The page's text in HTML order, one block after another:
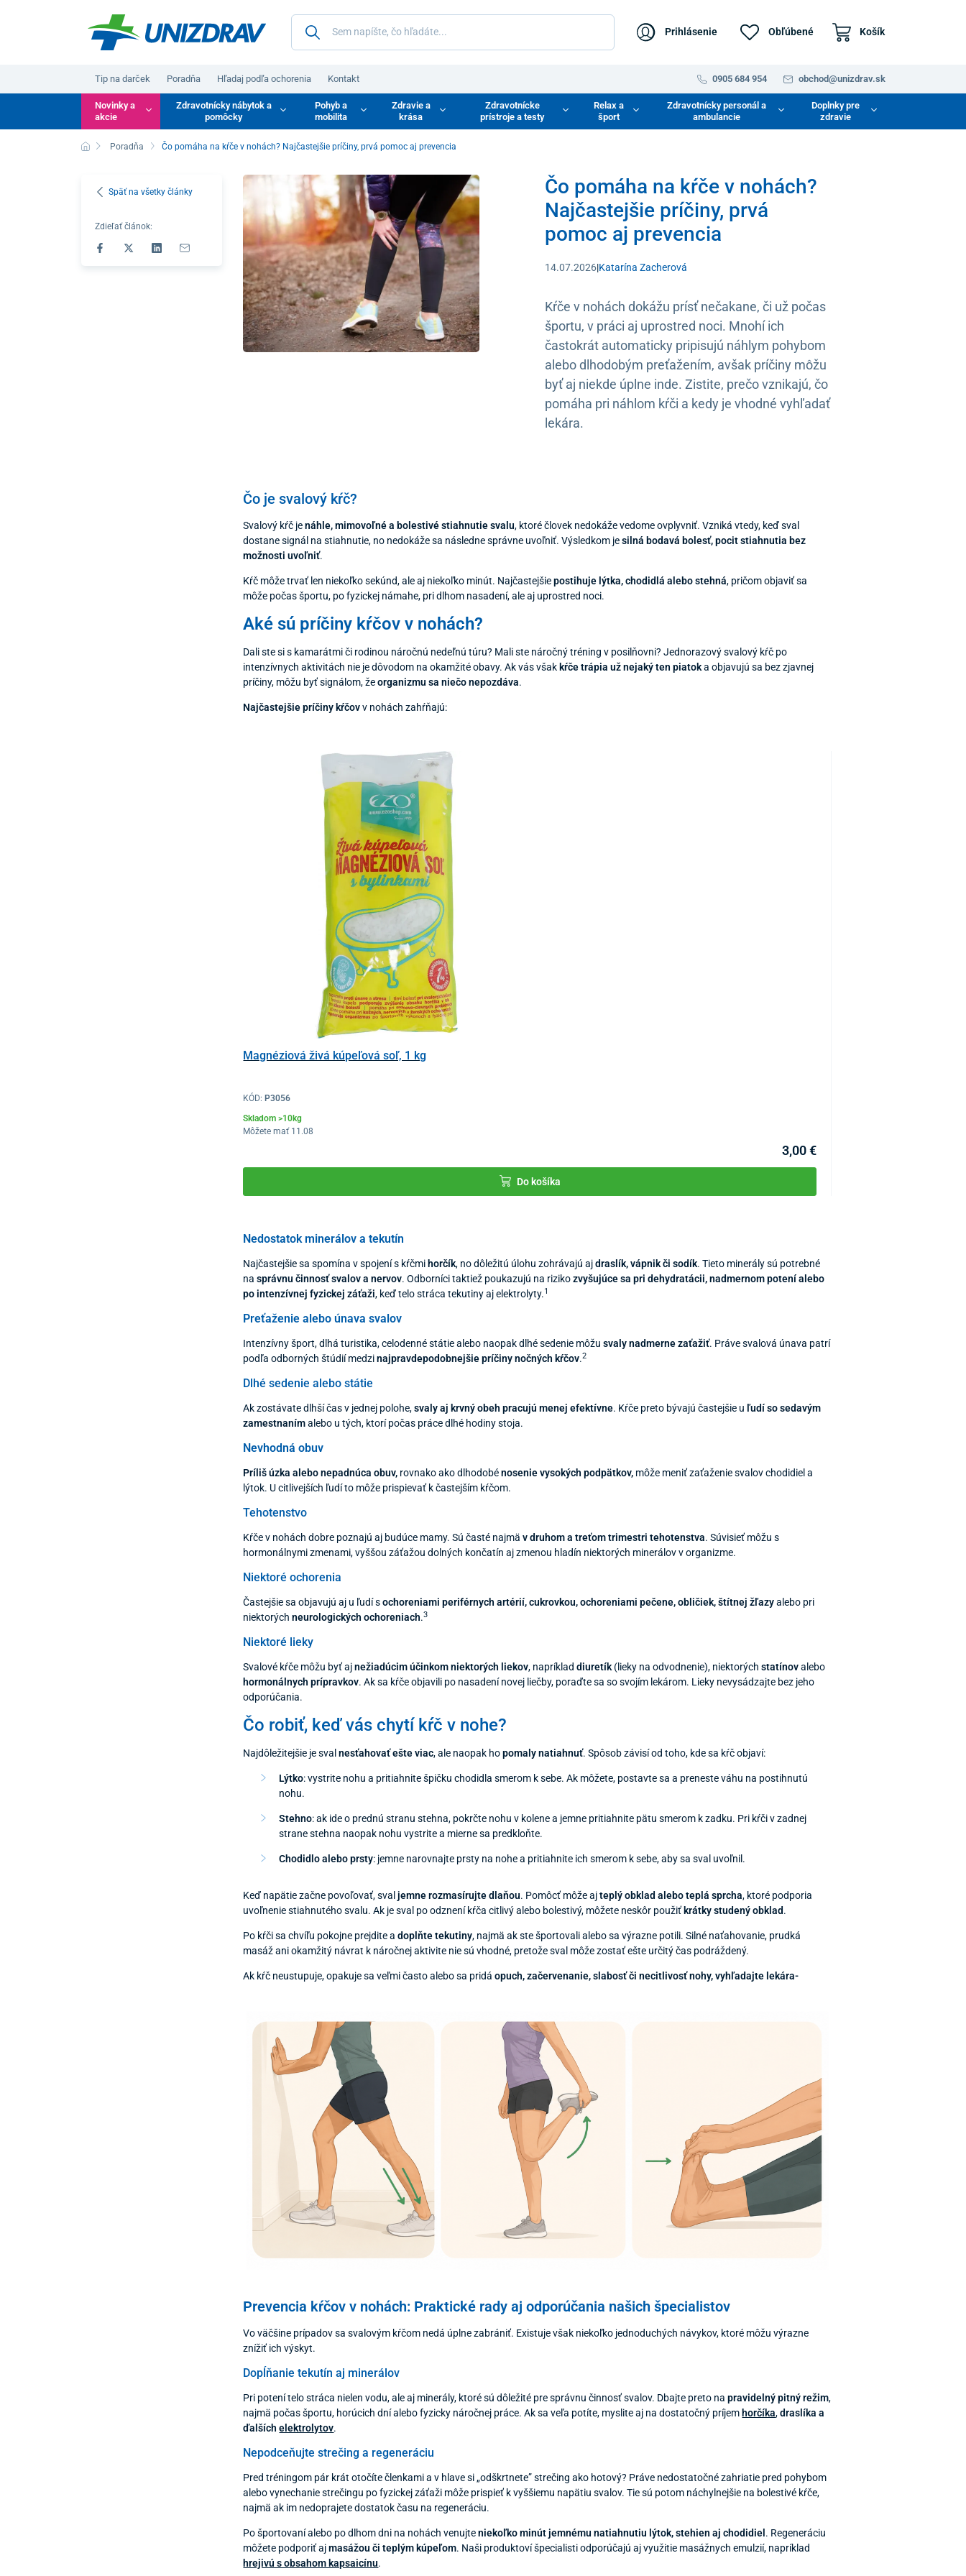
Prihlásenie Obľúbené Košík
Tip na darček Poradňa Hľadaj podľa ochorenia Kontakt 0905 684 954 obchod@unizdrav.sk
Novinky a
akcie
Zdravotnícky nábytok a
pomôcky
Pohyb a
mobilita
Zdravie a
krása
Zdravotnícke
prístroje a testy
Relax a
šport
Zdravotnícky personál a
ambulancie
Doplnky pre
zdravie
Poradňa Čo pomáha na kŕče v nohách? Najčastejšie príčiny, prvá pomoc aj prevencia
Späť na všetky články
Zdieľať článok:
Čo pomáha na kŕče v nohách?
Najčastejšie príčiny, prvá
pomoc aj prevencia
14.07.2026|Katarína Zacherová
Kŕče v nohách dokážu prísť nečakane, či už počas
športu, v práci aj uprostred noci. Mnohí ich
častokrát automaticky pripisujú náhlym pohybom
alebo dlhodobým preťažením, avšak príčiny môžu
byť aj niekde úplne inde. Zistite, prečo vznikajú, čo
pomáha pri náhlom kŕči a kedy je vhodné vyhľadať
lekára.
Čo je svalový kŕč?
Svalový kŕč jenáhle, mimovoľné a bolestivé stiahnutie svalu, ktoré človek nedokáže vedome ovplyvniť. Vzniká vtedy, keď sval
dostane signál na stiahnutie, no nedokáže sa následne správne uvoľniť. Výsledkom jesilná bodavá bolesť, pocit stiahnutia bez
možnosti uvoľniť.
Kŕč môže trvať len niekoľko sekúnd, ale aj niekoľko minút. Najčastejšiepostihuje lýtka, chodidlá alebo stehná, pričom objaviť sa
môže počas športu, po fyzickej námahe, pri dlhom nasadení, ale aj uprostred noci.
Aké sú príčiny kŕčov v nohách?
Dali ste si s kamarátmi či rodinou náročnú nedeľnú túru? Mali ste náročný tréning v posilňovni? Jednorazový svalový kŕč po
intenzívnych aktivitách nie je dôvodom na okamžité obavy. Ak vás však kŕče trápia už nejaký ten piatoka objavujú sa bez zjavnej
príčiny, môžu byť signálom, žeorganizmu sa niečo nepozdáva.
Najčastejšie príčiny kŕčovv nohách zahŕňajú:
Magnéziová živá kúpeľová soľ, 1 kg
KÓD: P3056
Skladom >10kg
Môžete mať 11.08
3,00 €
Do košíka
Nedostatok minerálov a tekutín
Najčastejšie sa spomína v spojení s kŕčmi horčík, no dôležitú úlohu zohrávajú ajdraslík, vápnik či sodík. Tieto minerály sú potrebné
nasprávnu činnosť svalov a nervov. Odborníci taktiež poukazujú na rizikozvyšujúce sa pri dehydratácii, nadmernom potení alebo
po intenzívnej fyzickej záťaži, keď telo stráca tekutiny aj elektrolyty.1
Preťaženie alebo únava svalov
Intenzívny šport, dlhá turistika, celodenné státie alebo naopak dlhé sedenie môžu svaly nadmerne zaťažiť. Práve svalová únava patrí
podľa odborných štúdií medzinajpravdepodobnejšie príčiny nočných kŕčov.2
Dlhé sedenie alebo státie
Ak zostávate dlhší čas v jednej polohe,svaly aj krvný obeh pracujú menej efektívne. Kŕče preto bývajú častejšie u ľudí so sedavým
zamestnanímalebo u tých, ktorí počas práce dlhé hodiny stoja.
Nevhodná obuv
Príliš úzka alebo nepadnúca obuv, rovnako ako dlhodobénosenie vysokých podpätkov, môže meniť zaťaženie svalov chodidiel a
lýtok. U citlivejších ľudí to môže prispievať k častejším kŕčom.
Tehotenstvo
Kŕče v nohách dobre poznajú aj budúce mamy. Sú časté najmäv druhom a treťom trimestri tehotenstva. Súvisieť môžu s
hormonálnymi zmenami, vyššou záťažou dolných končatín aj zmenou hladín niektorých minerálov v organizme.
Niektoré ochorenia
Častejšie sa objavujú aj u ľudí sochoreniami periférnych artérií, cukrovkou, ochoreniami pečene, obličiek, štítnej žľazyalebo pri
niektorýchneurologických ochoreniach.3
Niektoré lieky
Svalové kŕče môžu byť ajnežiadúcim účinkom niektorých liekov, napríkladdiuretík (lieky na odvodnenie), niektorýchstatínovalebo
hormonálnych prípravkov. Ak sa kŕče objavili po nasadení novej liečby, poraďte sa so svojím lekárom. Lieky nevysádzajte bez jeho
odporúčania.
Čo robiť, keď vás chytí kŕč v nohe?
Najdôležitejšie je svalnesťahovať ešte viac, ale naopak hopomaly natiahnuť. Spôsob závisí od toho, kde sa kŕč objaví:
Lýtko: vystrite nohu a pritiahnite špičku chodidla smerom k sebe. Ak môžete, postavte sa a preneste váhu na postihnutú
nohu.
Stehno: ak ide o prednú stranu stehna, pokrčte nohu v kolene a jemne pritiahnite pätu smerom k zadku. Pri kŕči v zadnej
strane stehna naopak nohu vystrite a mierne sa predkloňte.
Chodidlo alebo prsty: jemne narovnajte prsty na nohe a pritiahnite ich smerom k sebe, aby sa sval uvoľnil.
Keď napätie začne povoľovať, svaljemne rozmasírujte dlaňou. Pomôcť môže ajteplý obklad alebo teplá sprcha, ktoré podporia
uvoľnenie stiahnutého svalu. Ak je sval po odznení kŕča citlivý alebo bolestivý, môžete neskôr použiť krátky studený obklad.
Po kŕči sa chvíľu pokojne prejdite adoplňte tekutiny, najmä ak ste športovali alebo sa výrazne potili. Silné naťahovanie, prudká
masáž ani okamžitý návrat k náročnej aktivite nie sú vhodné, pretože sval môže zostať ešte určitý čas podráždený.
Ak kŕč neustupuje, opakuje sa veľmi často alebo sa pridá opuch, začervenanie, slabosť či necitlivosť nohy, vyhľadajte lekára-
Prevencia kŕčov v nohách: Praktické rady aj odporúčania našich špecialistov
Vo väčšine prípadov sa svalovým kŕčom nedá úplne zabrániť. Existuje však niekoľko jednoduchých návykov, ktoré môžu výrazne
znížiť ich výskyt.
Dopĺňanie tekutín aj minerálov
Pri potení telo stráca nielen vodu, ale aj minerály, ktoré sú dôležité pre správnu činnosť svalov. Dbajte preto napravidelný pitný režim,
najmä počas športu, horúcich dní alebo fyzicky náročnej práce. Ak sa veľa potíte, myslite aj na dostatočný príjem horčíka,draslíka a
ďalšíchelektrolytov.
Nepodceňujte strečing a regeneráciu
Pred tréningom pár krát otočíte členkami a v hlave si „odškrtnete” strečing ako hotový? Práve nedostatočné zahriatie pred pohybom
alebo vynechanie strečingu po fyzickej záťaži môže prispieť k vyššiemu napätiu svalov. Tie sú potom náchylnejšie na bolestivé kŕče,
najmä ak im nedoprajete dostatok času na regeneráciu.
Po športovaní alebo po dlhom dni na nohách venujteniekoľko minút jemnému natiahnutiu lýtok, stehien aj chodidiel . Regeneráciu
môžete podporiť ajmasážou či teplým kúpeľom. Naši produktoví špecialisti odporúčajú aj využitie masážnych emulzií, napríklad
hrejivú s obsahom kapsaicínu.